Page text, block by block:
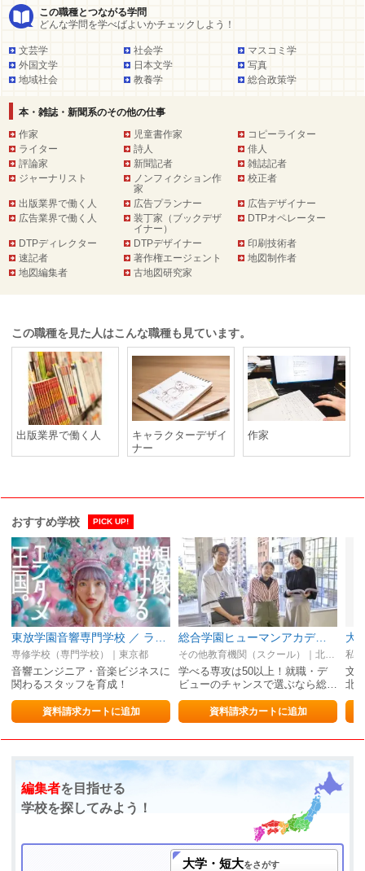
この職種とつながる学問
どんな学問を学べばよいかチェックしよう！
文芸学 社会学
マスコミ学
外国文学
日本文学
写真
地域社会
教養学 総合政策学
本・雑誌・新聞系のその他の仕事
作家
児童書作家
コピーライター
ライター
詩人
俳人
評論家
新聞記者
雑誌記者
ジャーナリスト
ノンフィクション作
家
校正者
出版業界で働く人 広告プランナー
広告デザイナー
広告業界で働く人
装丁家（ブックデザ
イナー）
DTPオペレーター
DTPディレクター DTPデザイナー
印刷技術者
速記者
著作権エージェント
地図制作者
地図編集者
古地図研究家
この職種を見た人はこんな職種も見ています。
出版業界で働く人
キャラクターデザイ
ナー
作家
おすすめ学校 PICK UP!
専修学校（専門学校）｜東京都
音響エンジニア・音楽ビジネスに
関わるスタッフを育成！
資料請求カートに追加
総合学園ヒューマンアカデミー札幌校
その他教育機関（スクール）｜北海道
学べる専攻は50以上！就職・デ
ビューのチャンスで選ぶなら総…
資料請求カートに追加
大
私
文
北
編集者を目指せる
学校を探してみよう！
大学・短大をさがす